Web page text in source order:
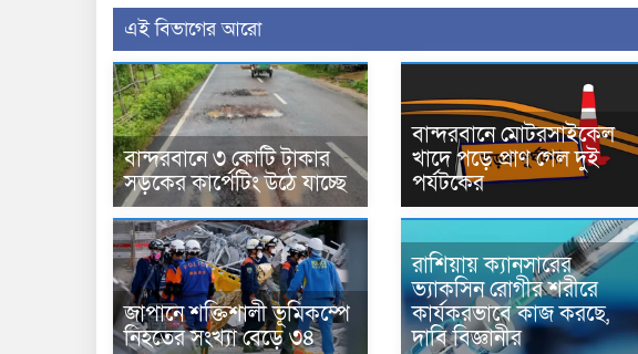
এই বিভাগের আরো
বান্দরবানে ৩ কোটি টাকার
সড়কের কার্পেটিং উঠে যাচ্ছে
বান্দরবানে মোটরসাইকেল
খাদে পড়ে প্রাণ গেল দুই
পর্যটকের
জাপানে শক্তিশালী ভূমিকম্পে
নিহতের সংখ্যা বেড়ে ৩৪
রাশিয়ায় ক্যানসারের
ভ্যাকসিন রোগীর শরীরে
কার্যকরভাবে কাজ করছে,
দাবি বিজ্ঞানীর